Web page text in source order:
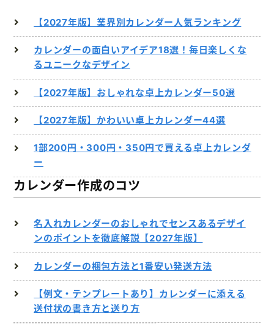
【2027年版】業界別カレンダー人気ランキング
カレンダーの面白いアイデア18選！毎日楽しくな
るユニークなデザイン
【2027年版】おしゃれな卓上カレンダー50選
【2027年版】かわいい卓上カレンダー44選
1部200円・300円・350円で買える卓上カレンダ
ー
カレンダー作成のコツ
名入れカレンダーのおしゃれでセンスあるデザイ
ンのポイントを徹底解説【2027年版】
カレンダーの梱包方法と1番安い発送方法
【例文・テンプレートあり】カレンダーに添える
送付状の書き方と送り方